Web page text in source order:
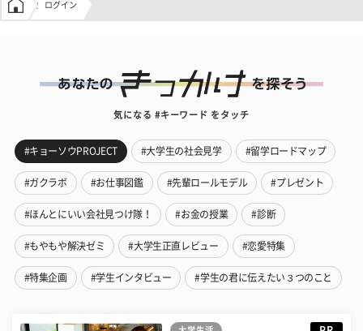
学生の窓口トップ
ログイン
気になる #キーワード をタッチ
#キョーソウPROJECT #大学生の社会見学 #留学ロードマップ
#ガクラボ #お仕事図鑑 #先輩ロールモデル #プレゼント
#ほんとにいい会社見つけ隊！ #お金の授業 #診断
#もやもや解決ゼミ #大学生正直レビュー #恋愛特集
#特集企画 #学生インタビュー #学生の君に伝えたい３つのこと